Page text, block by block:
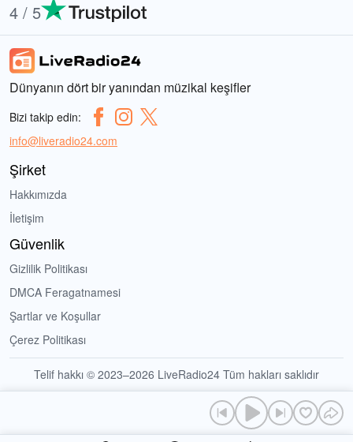
4 / 5
Dünyanın dört bir yanından müzikal keşifler
Bizi takip edin:
info@liveradio24.com
Şirket
Hakkımızda
İletişim
Güvenlik
Gizlilik Politikası
DMCA Feragatnamesi
Şartlar ve Koşullar
Çerez Politikası
Telif hakkı © 2023–2026 LiveRadio24 Tüm hakları saklıdır